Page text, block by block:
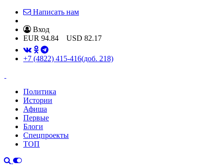
Написать нам
Вход
EUR 94.84 USD 82.17
+7 (4822) 415-416(доб. 218)
Политика
Истории
Афиша
Первые
Блоги
Спецпроекты
ТОП